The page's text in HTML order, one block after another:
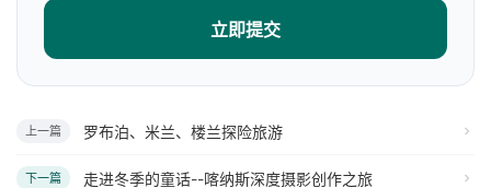
立即提交
上一篇 罗布泊、米兰、楼兰探险旅游
下一篇 走进冬季的童话--喀纳斯深度摄影创作之旅